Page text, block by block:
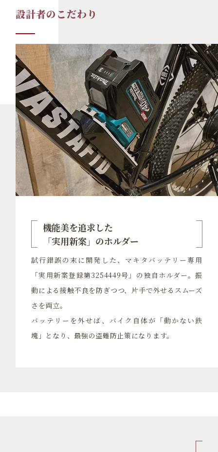
設計者のこだわり
機能美を追求した
「実用新案」のホルダー
試行錯誤の末に開発した、マキタバッテリー専用
「実用新案登録第3254449号」の独自ホルダー。振
動による接触不良を防ぎつつ、片手で外せるスムーズ
さを両立。
バッテリーを外せば、バイク自体が「動かない鉄
塊」となり、最強の盗難防止策になります。